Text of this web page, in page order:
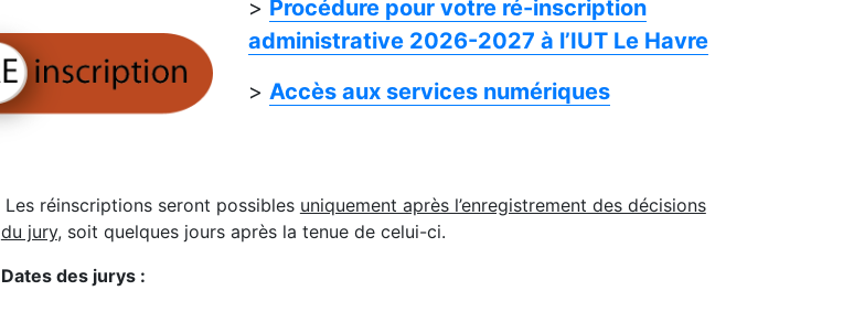
> Procédure pour votre ré-inscription
administrative 2026-2027 à l’IUT Le Havre
> Accès aux services numériques
Les réinscriptions seront possibles uniquement après l’enregistrement des décisions
du jury, soit quelques jours après la tenue de celui-ci.
Dates des jurys :